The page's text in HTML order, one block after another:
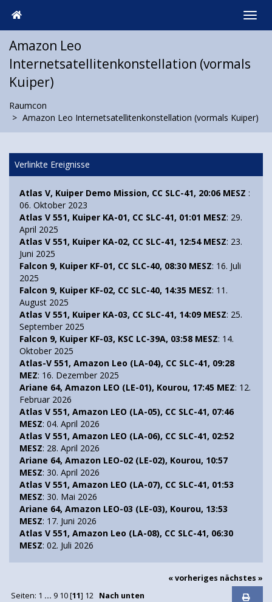
Amazon Leo
Internetsatellitenkonstellation (vormals
Kuiper)
Raumcon
Amazon Leo Internetsatellitenkonstellation (vormals Kuiper)
Verlinkte Ereignisse
Atlas V, Kuiper Demo Mission, CC SLC-41, 20:06 MESZ :
06. Oktober 2023
Atlas V 551, Kuiper KA-01, CC SLC-41, 01:01 MESZ: 29.
April 2025
Atlas V 551, Kuiper KA-02, CC SLC-41, 12:54 MESZ: 23.
Juni 2025
Falcon 9, Kuiper KF-01, CC SLC-40, 08:30 MESZ: 16. Juli
2025
Falcon 9, Kuiper KF-02, CC SLC-40, 14:35 MESZ: 11.
August 2025
Atlas V 551, Kuiper KA-03, CC SLC-41, 14:09 MESZ: 25.
September 2025
Falcon 9, Kuiper KF-03, KSC LC-39A, 03:58 MESZ: 14.
Oktober 2025
Atlas-V 551, Amazon Leo (LA-04), CC SLC-41, 09:28
MEZ: 16. Dezember 2025
Ariane 64, Amazon LEO (LE-01), Kourou, 17:45 MEZ: 12.
Februar 2026
Atlas V 551, Amazon LEO (LA-05), CC SLC-41, 07:46
MESZ: 04. April 2026
Atlas V 551, Amazon LEO (LA-06), CC SLC-41, 02:52
MESZ: 28. April 2026
Ariane 64, Amazon LEO-02 (LE-02), Kourou, 10:57
MESZ: 30. April 2026
Atlas V 551, Amazon LEO (LA-07), CC SLC-41, 01:53
MESZ: 30. Mai 2026
Ariane 64, Amazon LEO-03 (LE-03), Kourou, 13:53
MESZ: 17. Juni 2026
Atlas V 551, Amazon Leo (LA-08), CC SLC-41, 06:30
MESZ: 02. Juli 2026
« vorheriges nächstes »
Seiten: 1 ... 9 10[11] 12 Nach unten